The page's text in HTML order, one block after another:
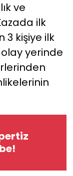
ve
ilk
kişiye ilk
yerinde